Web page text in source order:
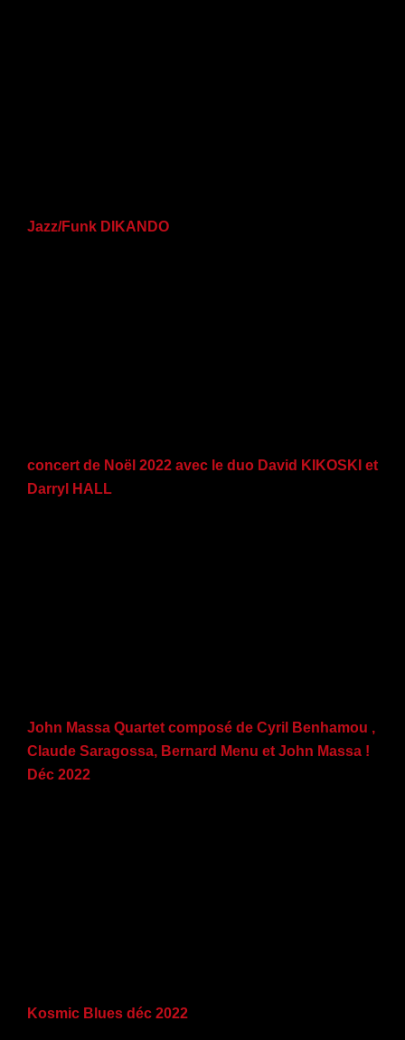
Jazz/Funk DIKANDO
concert de Noël 2022 avec le duo David KIKOSKI et
Darryl HALL
John Massa Quartet composé de Cyril Benhamou ,
Claude Saragossa, Bernard Menu et John Massa !
Déc 2022
Kosmic Blues déc 2022